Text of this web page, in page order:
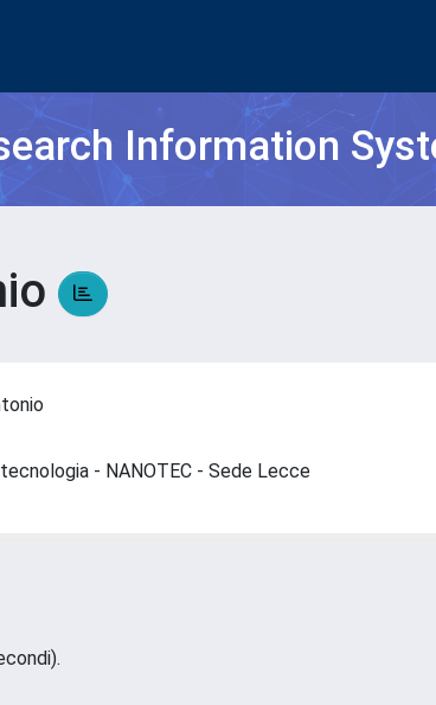
Information
- NANOTEC - Sede Lecce